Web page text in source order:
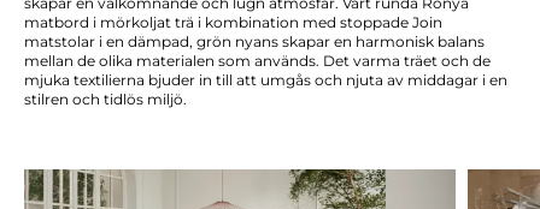
matbord i mörkoljat trä i kombination med stoppade Join
matstolar i en dämpad, grön nyans skapar en harmonisk balans
mellan de olika materialen som används. Det varma träet och de
mjuka textilierna bjuder in till att umgås och njuta av middagar i en
stilren och tidlös miljö.